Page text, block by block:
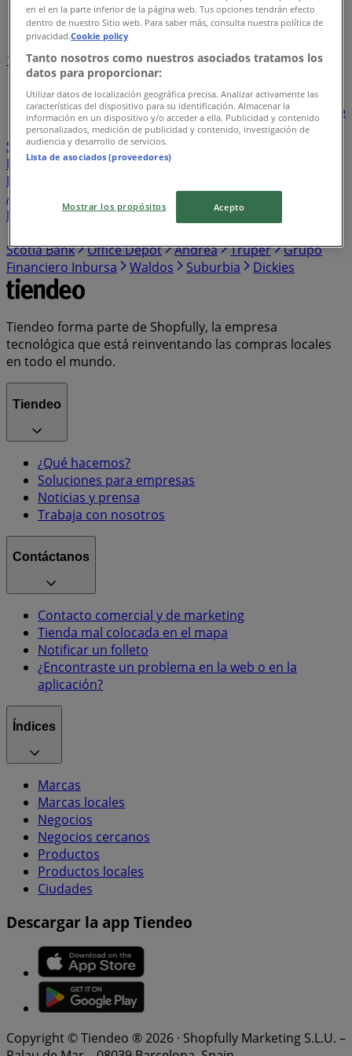
Índice de negocios en Ciudad Madero
1 345
26
Bodega Aurrera
BBVA Bancomer Walmart
Banorte
Santander
Sam's Club
Farmacias Similares
Soriana Híper
Farmacias Guadalajara
Farmacias del Ahorro
HSBC
Estafeta
Azteca
OXXO Casa Ley Woolworth
Mercado
Del Sol Banamex Costco
Scotia Bank
Office Depot Andrea Truper
Grupo
Financiero Inbursa
Waldos Suburbia Dickies
Tiendeo forma parte de Shopfully, la empresa
tecnológica que está reinventando las compras locales
en todo el mundo.
Tiendeo
¿Qué hacemos?
Soluciones para empresas
Noticias y prensa
Trabaja con nosotros
Contáctanos
Contacto comercial y de marketing
Tienda mal colocada en el mapa
Notificar un folleto
¿Encontraste un problema en la web o en la
aplicación?
Índices
Marcas
Marcas locales
Negocios
Negocios cercanos
Productos
Productos locales
Ciudades
Descargar la app Tiendeo
Copyright © Tiendeo ® 2026 · Shopfully Marketing S.L.U. –
en el en la parte inferior de la página web. Tus opciones tendrán efecto
dentro de nuestro Sitio web. Para saber más, consulta nuestra política de
privacidad.Cookie policy
Tanto nosotros como nuestros asociados tratamos los
datos para proporcionar:
Utilizar datos de localización geográfica precisa. Analizar activamente las
características del dispositivo para su identificación. Almacenar la
información en un dispositivo y/o acceder a ella. Publicidad y contenido
personalizados, medición de publicidad y contenido, investigación de
audiencia y desarrollo de servicios.
Lista de asociados (proveedores)
Mostrar los propósitos Acepto